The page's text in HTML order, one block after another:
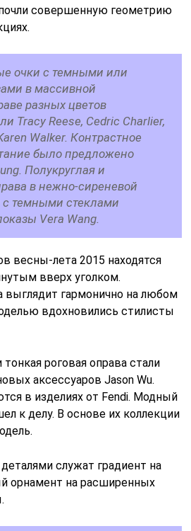
совершенную геометрию
очки с темными или
в массивной
разных цветов
Tracy Reese, Cedric Charlier,
Walker. Контрастное
было предложено
Полукруглая и
в нежно-сиреневой
с темными стеклами
Vera Wang.
весны-лета 2015 находятся
вверх уголком.
выглядит гармонично на любом
вдохновились стилисты
роговая оправа стали
аксессуаров Jason Wu.
в изделиях от Fendi. Модный
к делу. В основе их коллекции
служат градиент на
орнамент на расширенных